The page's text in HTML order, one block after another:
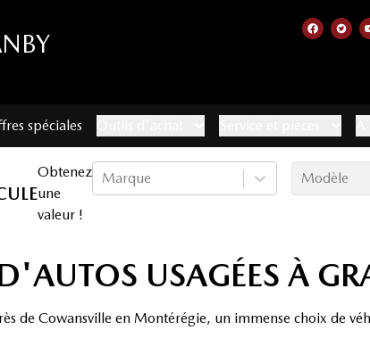
LienLien
spéciales
Obtenez
une
valeur !
Marque Modèle
USAGÉES À
de Cowansville en Montérégie, un immense choix de